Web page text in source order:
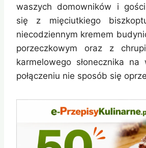
waszych domowników i
się z mięciutkiego
niecodziennym kremem
porzeczkowym oraz z
karmelowego słonecznika na
połączeniu nie sposób się